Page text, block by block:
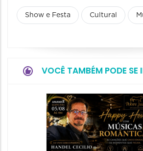
Show e Festa Cultural
VOCÊ TAMBÉM PODE SE